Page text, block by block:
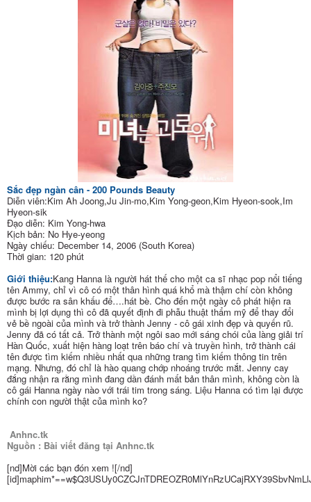
Sắc đẹp ngàn cân - 200 Pounds Beauty
Diễn viên:Kim Ah Joong,Ju Jin-mo,Kim Yong-geon,Kim Hyeon-sook,Im
Hyeon-sik
Đạo diễn: Kim Yong-hwa
Kịch bản: No Hye-yeong
Ngày chiếu: December 14, 2006 (South Korea)
Thời gian: 120 phút
Giới thiệu:Kang Hanna là người hát thế cho một ca sĩ nhạc pop nổi tiếng
tên Ammy, chỉ vì cô có một thân hình quá khổ mà thậm chí còn không
được bước ra sân khấu để….hát bè. Cho đến một ngày cô phát hiện ra
mình bị lợi dụng thì cô đã quyết định đi phẫu thuật thẩm mỹ để thay đổi
vẻ bề ngoài của mình và trở thành Jenny - cô gái xinh đẹp và quyến rũ.
Jenny đã có tất cả. Trở thành một ngôi sao mới sáng chói của làng giải trí
Hàn Quốc, xuất hiện hàng loạt trên báo chí và truyền hình, trở thành cái
tên được tìm kiếm nhiều nhất qua những trang tìm kiếm thông tin trên
mạng. Nhưng, đó chỉ là hào quang chớp nhoáng trước mắt. Jenny cay
đắng nhận ra rằng mình đang dần đánh mất bản thân mình, không còn là
cô gái Hanna ngày nào với trái tim trong sáng. Liệu Hanna có tìm lại được
chính con người thật của mình ko?
Anhnc.tk
Nguồn : Bài viết đăng tại Anhnc.tk
[nd]Mời các bạn đón xem ![/nd]